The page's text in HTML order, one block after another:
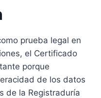
prueba legal en
el Certificado
porque
de los datos
de la Registraduría